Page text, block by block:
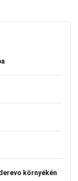
környékén